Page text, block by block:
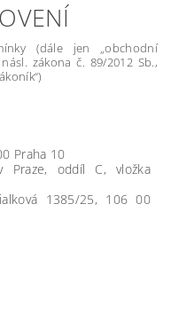
(dále jen „obchodní
zákona č. 89/2012 Sb.,
Praha 10
Praze, oddíl C, vložka
1385/25, 106 00